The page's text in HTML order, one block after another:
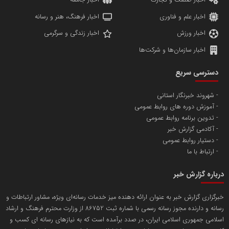
پایگاه اطلاع رسانی اعتلای نهادهای مردمی
تامین آهن اسفنجی تولیدکنندگان فولاد در کشور
تریبون
مسعودصادقی
اخبار علم و فناوری
اخبار فرهنگ، هنر و رسانه
اخبار ورزش
اخبار زندگی و سرگرمی
اخبار سازمان‌ها و شرکت‌ها
دسترسی سریع
شهروند خبرنگار استانی
آموزش دوره های روابط عمومی
تدوین برنامه روابط عمومی
آکادمی گزارش خبر
دستیار روابط عمومی
ارتباط با ما
درباره گزارش خبر
خبرگزاری گزارش خبر به عنوان ارائه دهنده میز خدمات رسانه‌ای ویژه، مشاور ارتباطات و
رسانه و دارنده مجوز رسانه رسمی با شماره ثبت 86752 از وزارت محترم فرهنگ و ارشاد
اسلامی جمهوری اسلامی ایران، در صدد برآمده است که به نیازهای رسانه ای کسب و